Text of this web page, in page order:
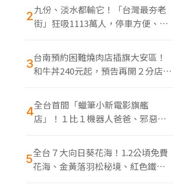
2九份、淡水都輸它！「台灣最夯老
街」狂吸1113萬人，停車方便、特
色美食多
3台南預約困難燒肉店插旗大安區！
和牛丼240元起，預告再開２分店、
地點曝光
4全台首間「蠟筆小新電影旗艦
店」！１比１機器人爸爸、邪惡正
男，百款周邊買翻
5全台７大向日葵花海！1.2公頃免費
花海、金黃落羽松秘境、紅色鐵橋
同框